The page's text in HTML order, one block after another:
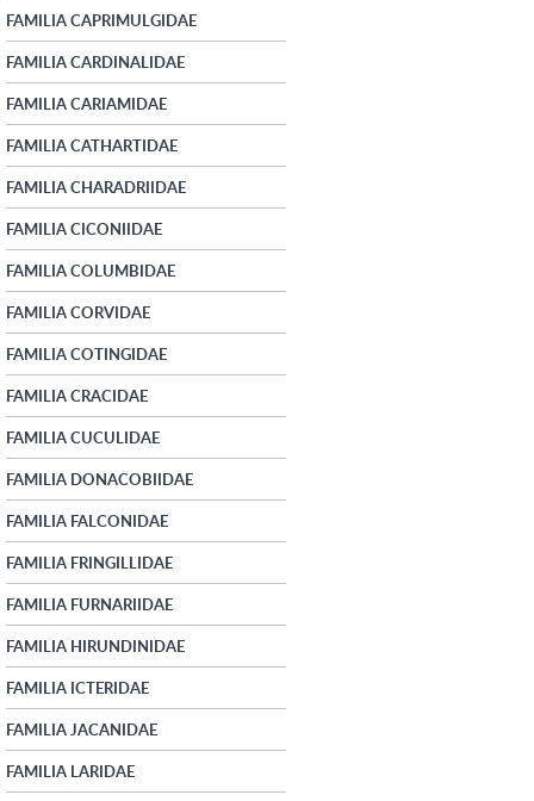
FAMILIA CAPRIMULGIDAE
FAMILIA CARDINALIDAE
FAMILIA CARIAMIDAE
FAMILIA CATHARTIDAE
FAMILIA CHARADRIIDAE
FAMILIA CICONIIDAE
FAMILIA COLUMBIDAE
FAMILIA CORVIDAE
FAMILIA COTINGIDAE
FAMILIA CRACIDAE
FAMILIA CUCULIDAE
FAMILIA DONACOBIIDAE
FAMILIA FALCONIDAE
FAMILIA FRINGILLIDAE
FAMILIA FURNARIIDAE
FAMILIA HIRUNDINIDAE
FAMILIA ICTERIDAE
FAMILIA JACANIDAE
FAMILIA LARIDAE